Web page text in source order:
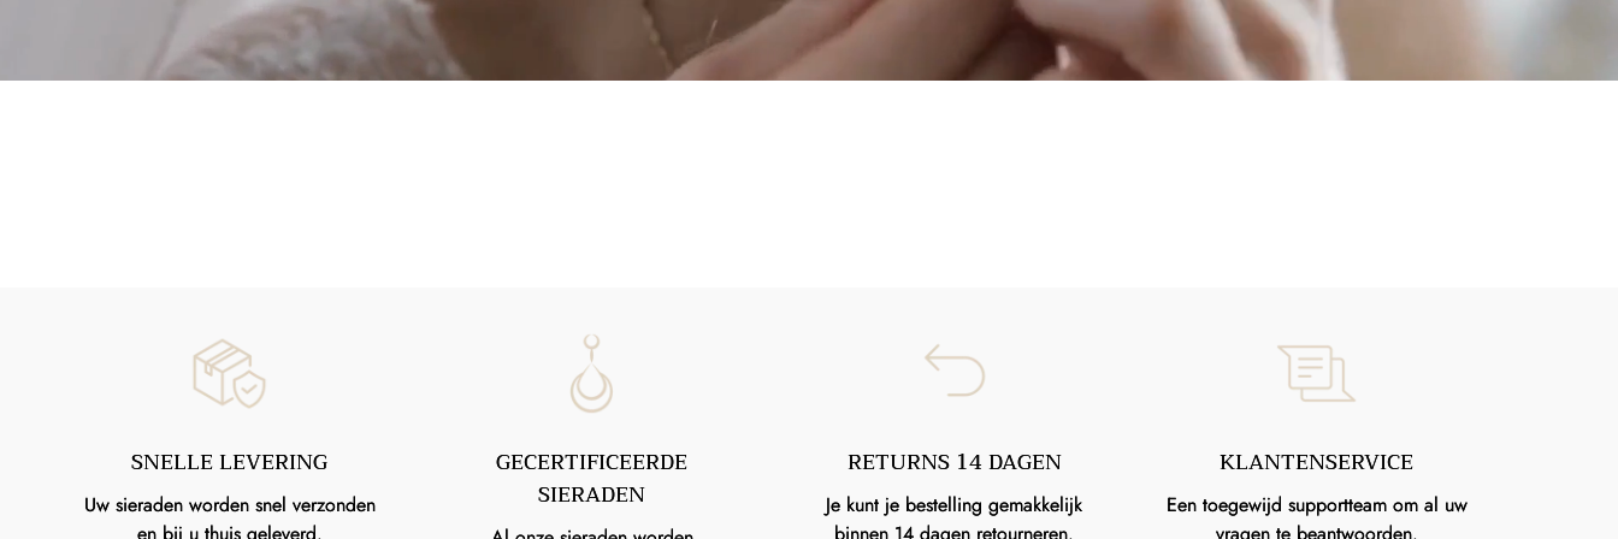
SNELLE LEVERING
Uw sieraden worden snel verzonden
en bij u thuis geleverd.
GECERTIFICEERDE
SIERADEN
RETURNS 14 DAGEN
Je kunt je bestelling gemakkelijk
binnen 14 dagen retourneren.
KLANTENSERVICE
Een toegewijd supportteam om al uw
vragen te beantwoorden.